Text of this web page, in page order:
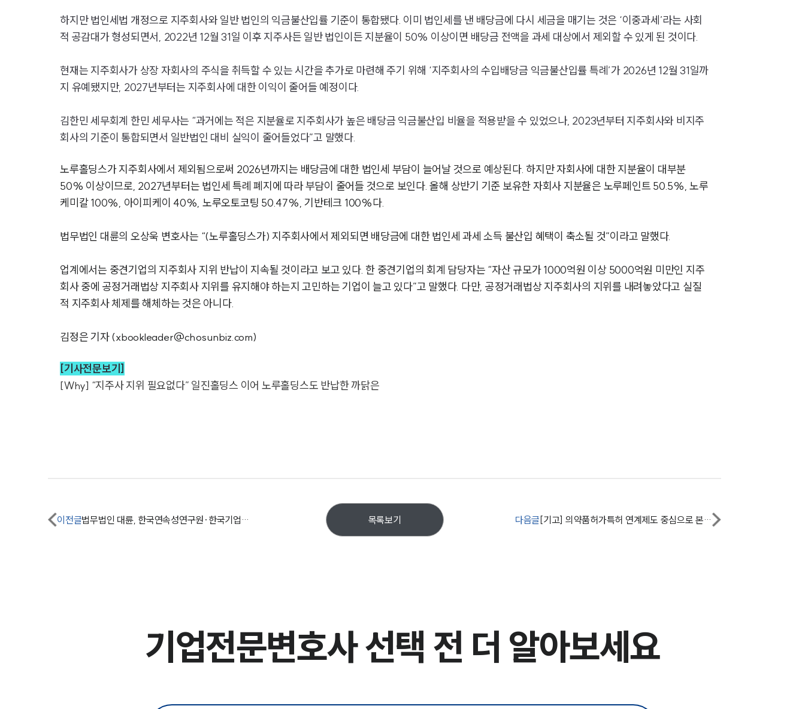
고객후기
NEWS
공지사항
법률서식
뉴스레터/브로슈어
대륜법률상담예약
하지만 법인세법 개정으로 지주회사와 일반 법인의 익금불산입률 기준이 통합됐다. 이미 법인세를 낸 배당금에 다시 세금을 매기는 것은 ‘이중과세’라는 사회
적 공감대가 형성되면서, 2022년 12월 31일 이후 지주사든 일반 법인이든 지분율이 50% 이상이면 배당금 전액을 과세 대상에서 제외할 수 있게 된 것이다.
현재는 지주회사가 상장 자회사의 주식을 취득할 수 있는 시간을 추가로 마련해 주기 위해 ‘지주회사의 수입배당금 익금불산입률 특례’가 2026년 12월 31일까
지 유예됐지만, 2027년부터는 지주회사에 대한 이익이 줄어들 예정이다.
김한민 세무회계 한민 세무사는 “과거에는 적은 지분율로 지주회사가 높은 배당금 익금불산입 비율을 적용받을 수 있었으나, 2023년부터 지주회사와 비지주
회사의 기준이 통합되면서 일반법인 대비 실익이 줄어들었다”고 말했다.
노루홀딩스가 지주회사에서 제외됨으로써 2026년까지는 배당금에 대한 법인세 부담이 늘어날 것으로 예상된다. 하지만 자회사에 대한 지분율이 대부분
50% 이상이므로, 2027년부터는 법인세 특례 폐지에 따라 부담이 줄어들 것으로 보인다. 올해 상반기 기준 보유한 자회사 지분율은 노루페인트 50.5%, 노루
케미칼 100%, 아이피케이 40%, 노루오토코팅 50.47%, 기반테크 100%다.
법무법인 대륜의 오상욱 변호사는 “(노루홀딩스가) 지주회사에서 제외되면 배당금에 대한 법인세 과세 소득 불산입 혜택이 축소될 것”이라고 말했다.
업계에서는 중견기업의 지주회사 지위 반납이 지속될 것이라고 보고 있다. 한 중견기업의 회계 담당자는 “자산 규모가 1000억원 이상 5000억원 미만인 지주
회사 중에 공정거래법상 지주회사 지위를 유지해야 하는지 고민하는 기업이 늘고 있다”고 말했다. 다만, 공정거래법상 지주회사의 지위를 내려놓았다고 실질
적 지주회사 체제를 해체하는 것은 아니다.
김정은 기자 (xbookleader@chosunbiz.com)
[기사전문보기]
[Why] “지주사 지위 필요없다” 일진홀딩스 이어 노루홀딩스도 반납한 까닭은
이전글 법무법인 대륜, 한국연속성연구원·한국기업재난관리사회와 MOU 다음글 [기고] 의약품허가특허 연계제도 중심으로 본 허가와 특허 교차점
목록보기
기업전문변호사 선택 전 더 알아보세요